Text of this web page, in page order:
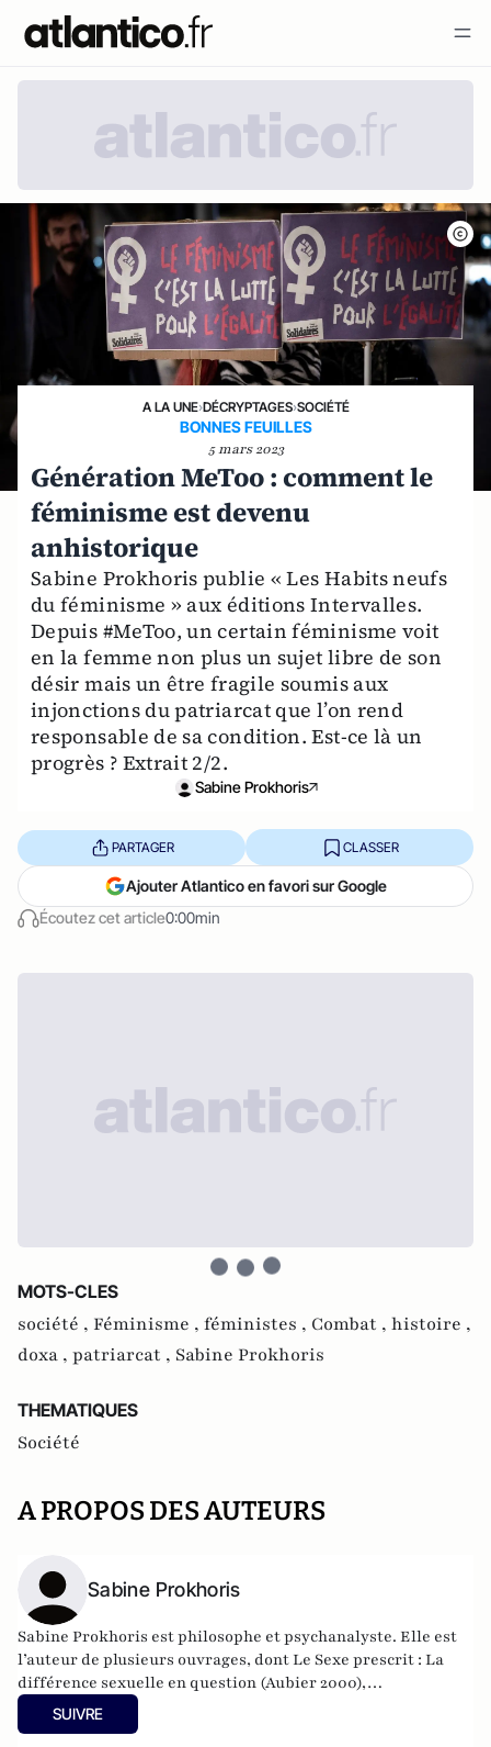
A LA UNE›DÉCRYPTAGES›SOCIÉTÉ
BONNES FEUILLES
5 mars 2023
Génération MeToo : comment le
féminisme est devenu
anhistorique
Sabine Prokhoris publie « Les Habits neufs
du féminisme » aux éditions Intervalles.
Depuis #MeToo, un certain féminisme voit
en la femme non plus un sujet libre de son
désir mais un être fragile soumis aux
injonctions du patriarcat que l’on rend
responsable de sa condition. Est-ce là un
progrès ? Extrait 2/2.
Sabine Prokhoris
Écoutez cet article0:00min
PARTAGER CLASSER
Ajouter Atlantico en favori sur Google
MOTS-CLES
société , Féminisme , féministes , Combat , histoire ,
doxa , patriarcat , Sabine Prokhoris
THEMATIQUES
Société
A PROPOS DES AUTEURS
Sabine Prokhoris
Sabine Prokhoris est philosophe et psychanalyste. Elle est
l’auteur de plusieurs ouvrages, dont Le Sexe prescrit : La
différence sexuelle en question (Aubier 2000),
L’Insaisissable Histoire de la psychanalyse (Puf, 2014) et Au
bon plaisir des « docteurs graves » : À propos de Judith
SUIVRE